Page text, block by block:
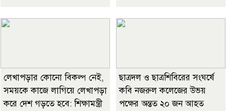
লেখাপড়ার কোনো বিকল্প নেই,
সময়কে কাজে লাগিয়ে লেখাপড়া
করে দেশ গড়তে হবে: শিক্ষামন্ত্রী
ছাত্রদল ও ছাত্রশিবিরের সংঘর্ষে
কবি নজরুল কলেজের উভয়
পক্ষের অন্তত ২০ জন আহত